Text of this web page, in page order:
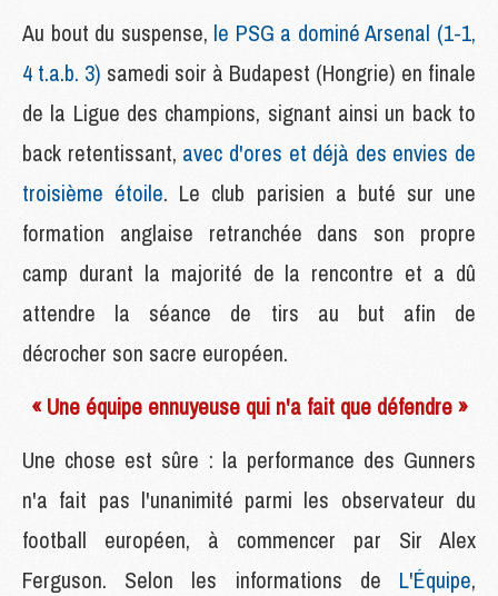
Au bout du suspense, le PSG a dominé Arsenal (1-1,
4 t.a.b. 3) samedi soir à Budapest (Hongrie) en finale
de la Ligue des champions, signant ainsi un back to
back retentissant, avec d'ores et déjà des envies de
troisième étoile. Le club parisien a buté sur une
formation anglaise retranchée dans son propre
camp durant la majorité de la rencontre et a dû
attendre la séance de tirs au but afin de
décrocher son sacre européen.
« Une équipe ennuyeuse qui n'a fait que défendre »
Une chose est sûre : la performance des Gunners
n'a fait pas l'unanimité parmi les observateur du
football européen, à commencer par Sir Alex
Ferguson. Selon les informations de L'Équipe,